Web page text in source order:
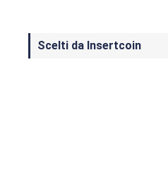
Scelti da Insertcoin